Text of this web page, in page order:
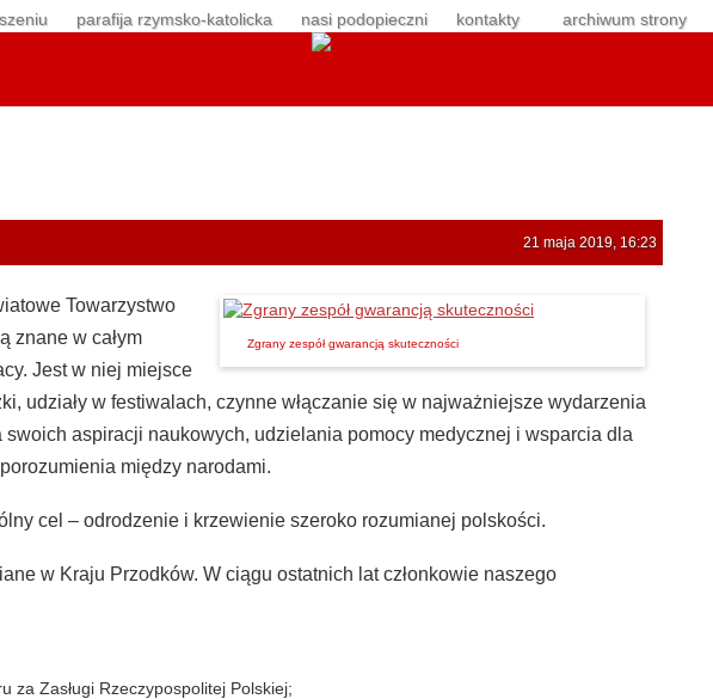
parafija rzymsko-katolicka nasi podopieczni kontakty archiwum strony
21 maja 2019, 16:23
Zgrany zespół gwarancją skuteczności
Towarzystwo
znane w całym
Jest w niej miejsce
udziały w festiwalach, czynne włączanie się w najważniejsze wydarzenia
swoich aspiracji naukowych, udzielania pomocy medycznej i wsparcia dla
między narodami.
cel – odrodzenie i krzewienie szeroko rozumianej polskości.
w Kraju Przodków. W ciągu ostatnich lat członkowie naszego
za Zasługi Rzeczypospolitej Polskiej;